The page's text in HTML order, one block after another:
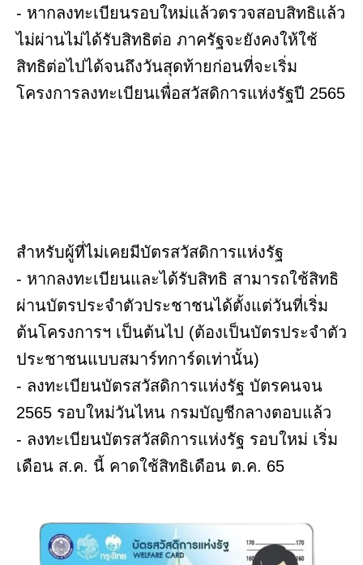
- หากลงทะเบียนรอบใหม่แล้วตรวจสอบสิทธิแล้ว
ไม่ผ่านไม่ได้รับสิทธิต่อ ภาครัฐจะยังคงให้ใช้
สิทธิต่อไปได้จนถึงวันสุดท้ายก่อนที่จะเริ่ม
โครงการลงทะเบียนเพื่อสวัสดิการแห่งรัฐปี 2565
สำหรับผู้ที่ไม่เคยมีบัตรสวัสดิการแห่งรัฐ
- หากลงทะเบียนและได้รับสิทธิ สามารถใช้สิทธิ
ผ่านบัตรประจำตัวประชาชนได้ตั้งแต่วันที่เริ่ม
ต้นโครงการฯ เป็นต้นไป (ต้องเป็นบัตรประจำตัว
ประชาชนแบบสมาร์ทการ์ดเท่านั้น)
- ลงทะเบียนบัตรสวัสดิการแห่งรัฐ บัตรคนจน
2565 รอบใหม่วันไหน กรมบัญชีกลางตอบแล้ว
- ลงทะเบียนบัตรสวัสดิการแห่งรัฐ รอบใหม่ เริ่ม
เดือน ส.ค. นี้ คาดใช้สิทธิเดือน ต.ค. 65